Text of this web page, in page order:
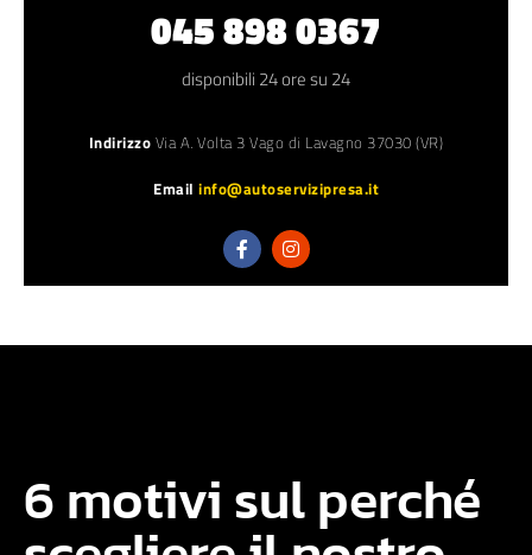
045 898 0367
disponibili 24 ore su 24
Indirizzo Via A. Volta 3 Vago di Lavagno 37030 (VR)
Email info@autoservizipresa.it
6 motivi sul perché